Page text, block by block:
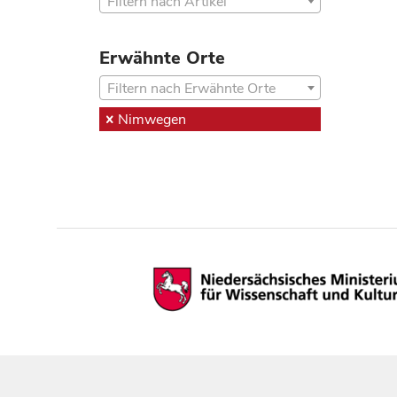
Erwähnte Orte
Filtern nach Erwähnte Orte
Nimwegen